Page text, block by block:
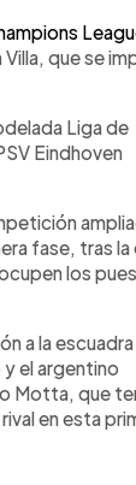
que se
Liga de
Eindhoven
fase, tras la
los
a la
el argentino
Motta, que
en esta